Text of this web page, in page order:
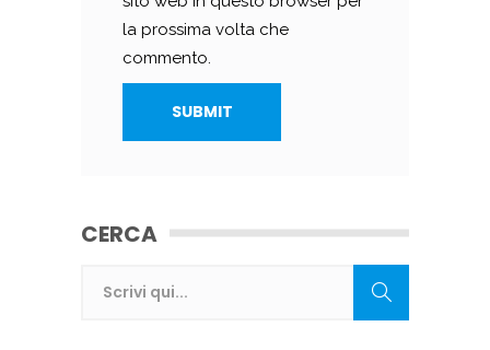
la prossima volta che
commento.
CERCA